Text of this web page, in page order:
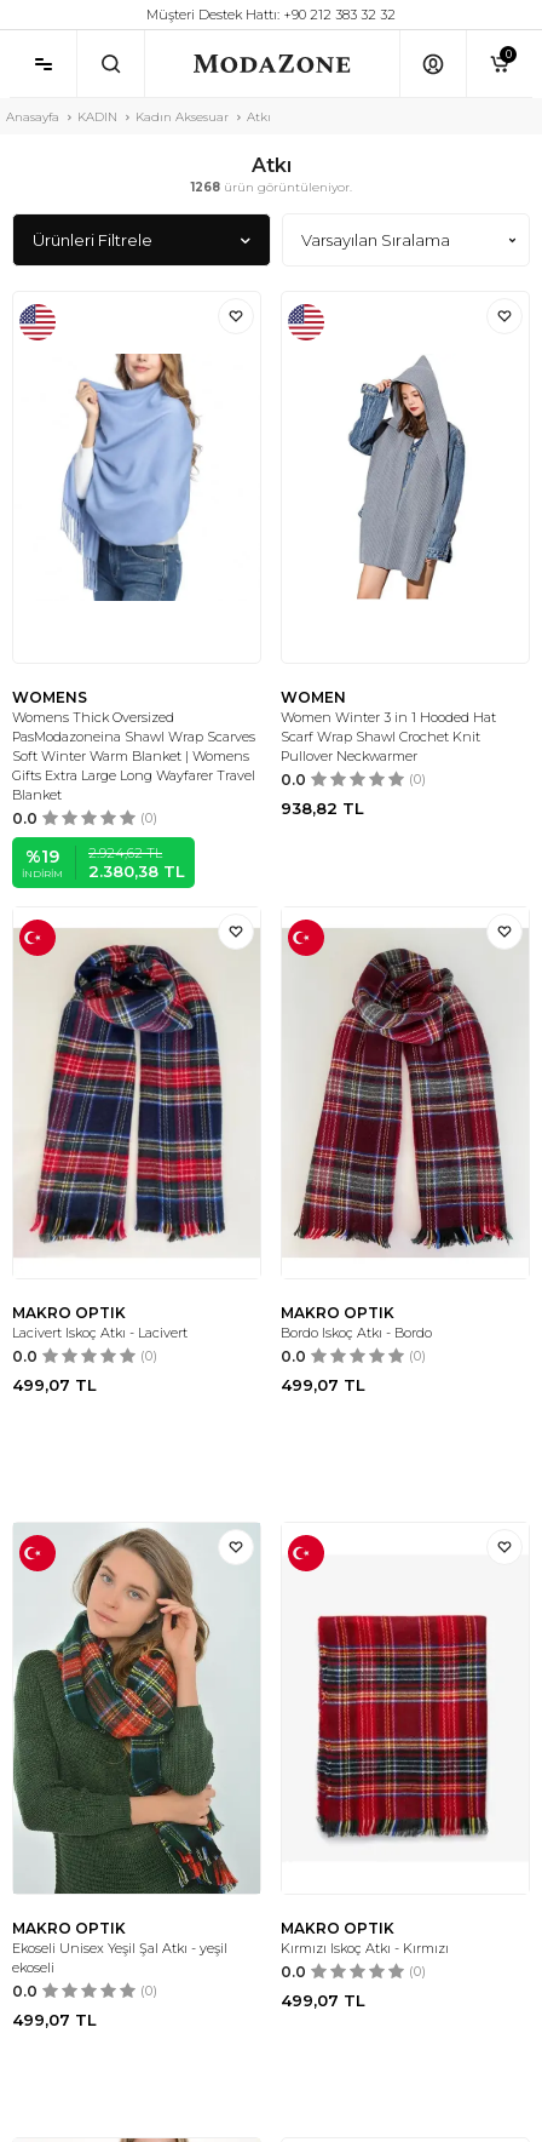
Müşteri Destek Hattı: +90 212 383 32 32
0
Anasayfa KADIN Kadın Aksesuar Atkı
Atkı
1268ürün görüntüleniyor.
Ürünleri Filtrele
WOMENS
Womens Thick Oversized
PasModazoneina Shawl Wrap Scarves
Soft Winter Warm Blanket | Womens
Gifts Extra Large Long Wayfarer Travel
Blanket
0.0 (0)
%19
İNDIRIM
2.924,62TL
2.380,38 TL
WOMEN
Women Winter 3 in 1 Hooded Hat
Scarf Wrap Shawl Crochet Knit
Pullover Neckwarmer
0.0 (0)
938,82 TL
MAKRO OPTIK
Lacivert Iskoç Atkı - Lacivert
0.0 (0)
499,07 TL
MAKRO OPTIK
Bordo Iskoç Atkı - Bordo
0.0 (0)
499,07 TL
MAKRO OPTIK
Ekoseli Unisex Yeşil Şal Atkı - yeşil
ekoseli
0.0 (0)
499,07 TL
MAKRO OPTIK
Kırmızı Iskoç Atkı - Kırmızı
0.0 (0)
499,07 TL